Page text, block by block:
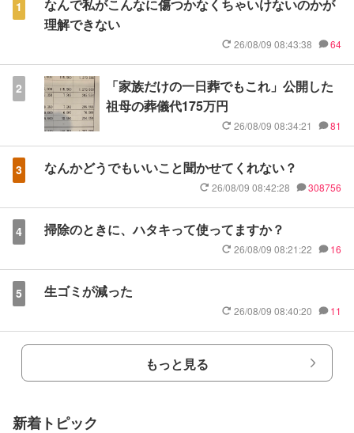
1
なんで私がこんなに傷つかなくちゃいけないのかが
理解できない
26/08/09 08:43:38 64
2
「家族だけの一日葬でもこれ」公開した
祖母の葬儀代175万円
26/08/09 08:34:21 81
3 なんかどうでもいいこと聞かせてくれない？
26/08/09 08:42:28 308756
4 掃除のときに、ハタキって使ってますか？
26/08/09 08:21:22 16
5 生ゴミが減った
26/08/09 08:40:20 11
もっと見る
新着トピック